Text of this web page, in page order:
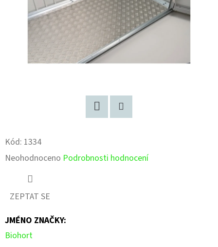
Kód: 1334
Průměrné
hodnocení
0,0
z
Neohodnoceno Podrobnosti hodnocení
ZEPTAT SE
JMÉNO ZNAČKY:
Biohort